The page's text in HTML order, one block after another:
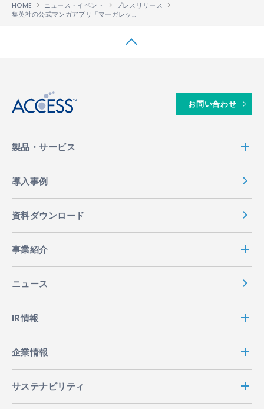
HOME ニュース・イベント
プレスリリース
集英社の公式マンガアプリ「マーガレットBOOKストア！」にACCESSの電子出版プラットフォーム「PUBLUS
お問い合わせ
製品・サービス
導入事例
資料ダウンロード
事業紹介
ニュース
IR情報
企業情報
サステナビリティ